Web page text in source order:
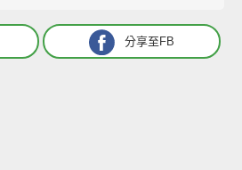
分享至FB